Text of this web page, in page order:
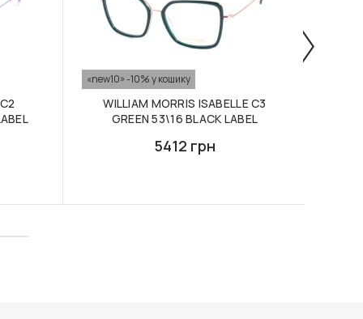
«new10» -10% у кошику
WILLIAM MORRIS ISABELLE C3
GREEN 53\16 BLACK LABEL
5412 грн